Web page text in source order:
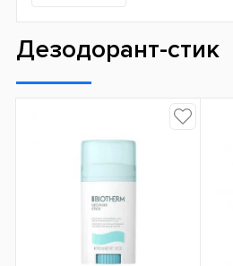
Дезодорант-стик